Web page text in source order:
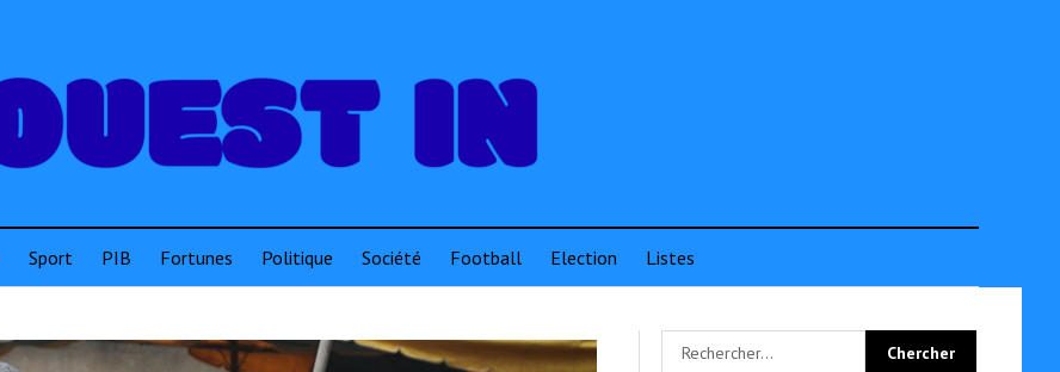
Sport PIB Fortunes Politique Société Football Election Listes